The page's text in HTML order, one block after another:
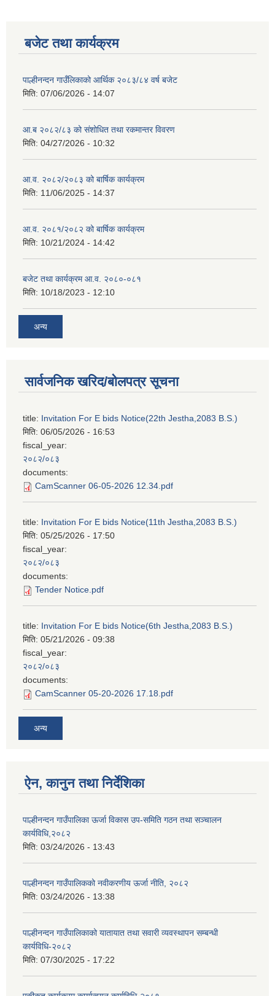
बजेट तथा कार्यक्रम
पाल्हीनन्दन गाउँलिकाको आर्थिक २०८३/८४ वर्ष बजेट
मिति: 07/06/2026 - 14:07
आ.ब २०८२/८३ को संशोधित तथा रकमान्तर विवरण
मिति: 04/27/2026 - 10:32
आ.व. २०८२/२०८३ को बार्षिक कार्यक्रम
मिति: 11/06/2025 - 14:37
आ.व. २०८१/२०८२ को बार्षिक कार्यक्रम
मिति: 10/21/2024 - 14:42
बजेट तथा कार्यक्रम आ.व. २०८०-०८१
मिति: 10/18/2023 - 12:10
अन्य
सार्वजनिक खरिद/बोलपत्र सूचना
title: Invitation For E bids Notice(22th Jestha,2083 B.S.)
मिति: 06/05/2026 - 16:53
fiscal_year:
२०८२/०८३
documents:
CamScanner 06-05-2026 12.34.pdf
title: Invitation For E bids Notice(11th Jestha,2083 B.S.)
मिति: 05/25/2026 - 17:50
fiscal_year:
२०८२/०८३
documents:
Tender Notice.pdf
title: Invitation For E bids Notice(6th Jestha,2083 B.S.)
मिति: 05/21/2026 - 09:38
fiscal_year:
२०८२/०८३
documents:
CamScanner 05-20-2026 17.18.pdf
अन्य
ऐन, कानुन तथा निर्देशिका
पाल्हीनन्दन गाउँपालिका ऊर्जा विकास उप-समिति गठन तथा सञ्चालन
कार्यविधि,२०८२
मिति: 03/24/2026 - 13:43
पाल्हीनन्दन गाउँपालिकको नवीकरणीय ऊर्जा नीति, २०८२
मिति: 03/24/2026 - 13:38
पाल्हीनन्दन गाउँपालिकाको यातायात तथा सवारी व्यवस्थापन सम्बन्धी
कार्यविधि-२०८२
मिति: 07/30/2025 - 17:22